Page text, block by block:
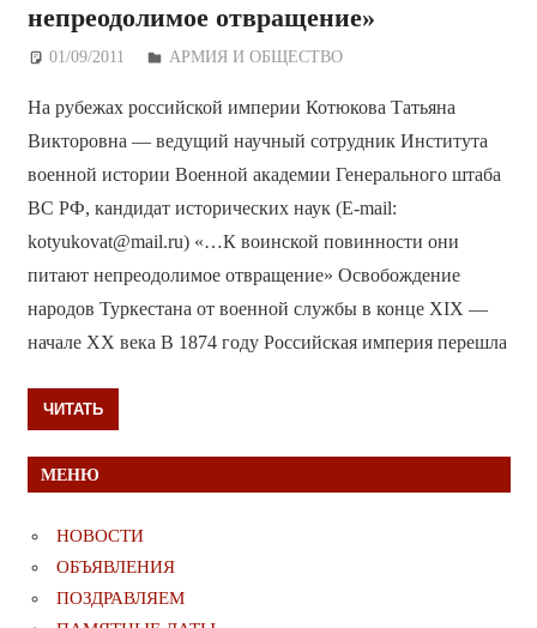
непреодолимое отвращение»
01/09/2011 Дежурный по Редакции
АРМИЯ И ОБЩЕСТВО
На рубежах российской империи Котюкова Татьяна
Викторовна — ведущий научный сотрудник Института
военной истории Военной академии Генерального штаба
ВС РФ, кандидат исторических наук (E-mail:
kotyukovat@mail.ru) «…К воинской повинности они
питают непреодолимое отвращение» Освобождение
народов Туркестана от военной службы в конце XIX —
начале ХХ века В 1874 году Российская империя перешла
ЧИТАТЬ
МЕНЮ
НОВОСТИ
ОБЪЯВЛЕНИЯ
ПОЗДРАВЛЯЕМ